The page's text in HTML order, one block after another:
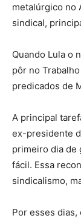
metalúrgico no
sindical,
Quando Lula o
pôr no
predicados de
A principal
ex-presidente
primeiro dia de
fácil. Essa
sindicalismo,
Por esses